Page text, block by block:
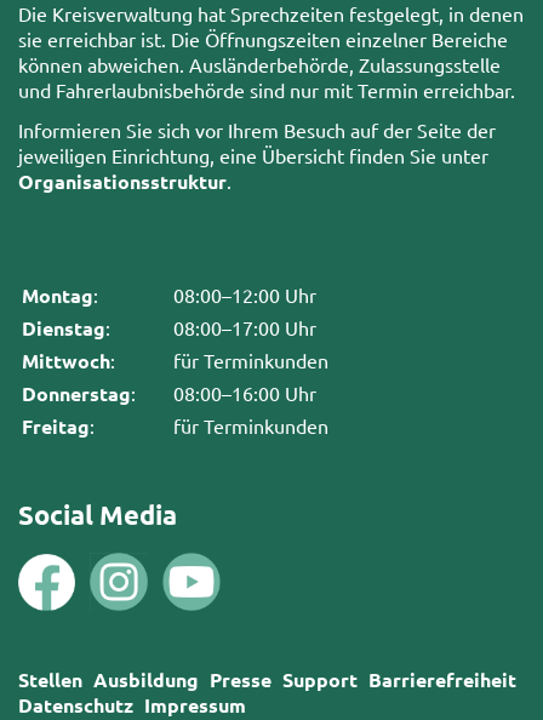
Die Kreisverwaltung hat Sprechzeiten festgelegt, in denen
sie erreichbar ist. Die Öffnungszeiten einzelner Bereiche
können abweichen. Ausländerbehörde, Zulassungsstelle
und Fahrerlaubnisbehörde sind nur mit Termin erreichbar.
Informieren Sie sich vor Ihrem Besuch auf der Seite der
jeweiligen Einrichtung, eine Übersicht finden Sie unter
Organisationsstruktur.
Montag: 08:00–12:00 Uhr
Dienstag: 08:00–17:00 Uhr
Mittwoch: für Terminkunden
Donnerstag: 08:00–16:00 Uhr
Freitag: für Terminkunden
Social Media
Stellen Ausbildung Presse Support Barrierefreiheit
Datenschutz Impressum